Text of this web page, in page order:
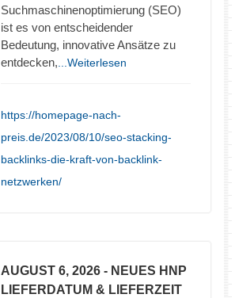
Suchmaschinenoptimierung (SEO)
ist es von entscheidender
Bedeutung, innovative Ansätze zu
entdecken, ...Weiterlesen
https://homepage-nach-
preis.de/2023/08/10/seo-stacking-
backlinks-die-kraft-von-backlink-
netzwerken/
AUGUST 6, 2026 - NEUES HNP
LIEFERDATUM & LIEFERZEIT